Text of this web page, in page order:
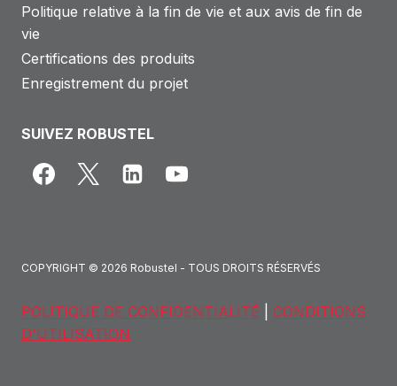
Politique relative à la fin de vie et aux avis de fin de
vie
Certifications des produits
Enregistrement du projet
SUIVEZ ROBUSTEL
COPYRIGHT © 2026 Robustel - TOUS DROITS RÉSERVÉS
POLITIQUE DE CONFIDENTIALITÉ
CONDITIONS
D'UTILISATION